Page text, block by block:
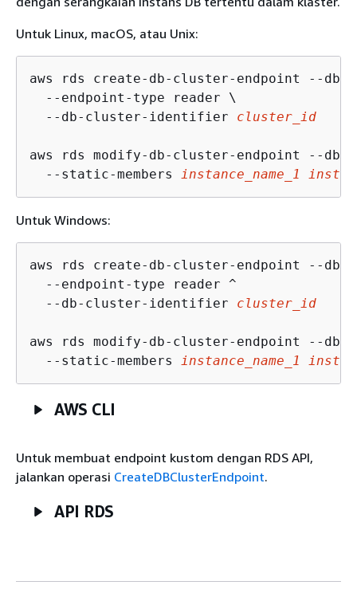
Untuk Linux, macOS, atau Unix:
aws rds create-db-cluster-endpoint --
  --endpoint-type reader \
  --db-cluster-identifier
cluster_id
aws rds modify-db-cluster-endpoint --
  --static-members
instance_name_1
Untuk Windows:
aws rds create-db-cluster-endpoint --
  --endpoint-type reader ^
  --db-cluster-identifier
cluster_id
aws rds modify-db-cluster-endpoint --
  --static-members
instance_name_1
AWS CLI
Untuk membuat endpoint kustom dengan RDS API,
jalankan operasi CreateDBClusterEndpoint.
API RDS